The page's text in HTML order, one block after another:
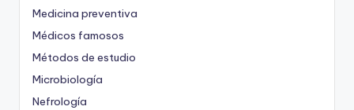
Medicina preventiva
Médicos famosos
Métodos de estudio
Microbiología
Nefrología